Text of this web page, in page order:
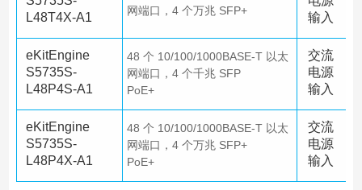
L48T4X-A1
网端口，4 个万兆 SFP+
输入
eKitEngine
S5735S-
L48P4S-A1
48 个 10/100/1000BASE-T 以太
网端口，4 个千兆 SFP
PoE+
交流
电源
输入
eKitEngine
S5735S-
L48P4X-A1
48 个 10/100/1000BASE-T 以太
网端口，4 个万兆 SFP+
PoE+
交流
电源
输入